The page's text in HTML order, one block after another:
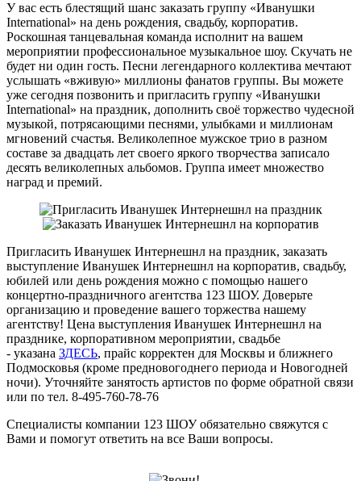
У вас есть блестящий шанс заказать группу «Иванушки
International» на день рождения, свадьбу, корпоратив.
Роскошная танцевальная команда исполнит на вашем
мероприятии профессиональное музыкальное шоу. Скучать не
будет ни один гость. Песни легендарного коллектива мечтают
услышать «вживую» миллионы фанатов группы. Вы можете
уже сегодня позвонить и пригласить группу «Иванушки
International» на праздник, дополнить своё торжество чудесной
музыкой, потрясающими песнями, улыбками и миллионам
мгновений счастья. Великолепное мужское трио в разном
составе за двадцать лет своего яркого творчества записало
десять великолепных альбомов. Группа имеет множество
наград и премий.
Пригласить Иванушек Интернешнл на праздник, заказать
выступление Иванушек Интернешнл на корпоратив, свадьбу,
юбилей или день рождения можно с помощью нашего
концертно-праздничного агентства 123 ШОУ. Доверьте
организацию и проведение вашего торжества нашему
агентству! Цена выступления Иванушек Интернешнл на
празднике, корпоративном мероприятии, свадьбе
- указана ЗДЕСЬ, прайс корректен для Москвы и ближнего
Подмосковья (кроме предновогоднего периода и Новогодней
ночи). Уточняйте занятость артистов по форме обратной связи
или по тел. 8-495-760-78-76
Специалисты компании 123 ШОУ обязательно свяжутся с
Вами и помогут ответить на все Ваши вопросы.